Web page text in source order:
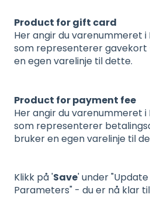
Product for gift card
Her angir du varenummeret
som representerer gavekort
en egen varelinje til dette.
Product for payment fee
Her angir du varenummeret
som representerer
bruker en egen varelinje til
Klikk på 'Save' under
Parameters" - du er nå klar